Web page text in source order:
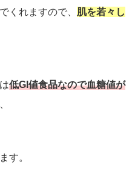
くれますので、 肌を若々し
低GI値食品なので血糖値が
す。